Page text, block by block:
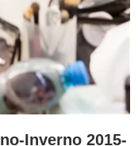
Inverno 2015-